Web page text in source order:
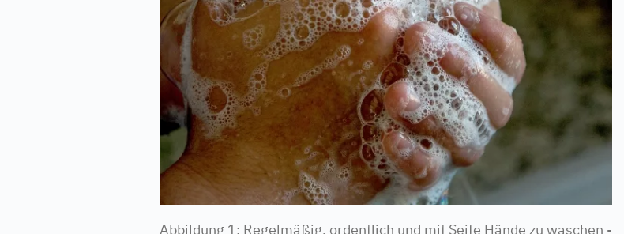
Abbildung 1: Regelmäßig, ordentlich und mit Seife Hände zu waschen -